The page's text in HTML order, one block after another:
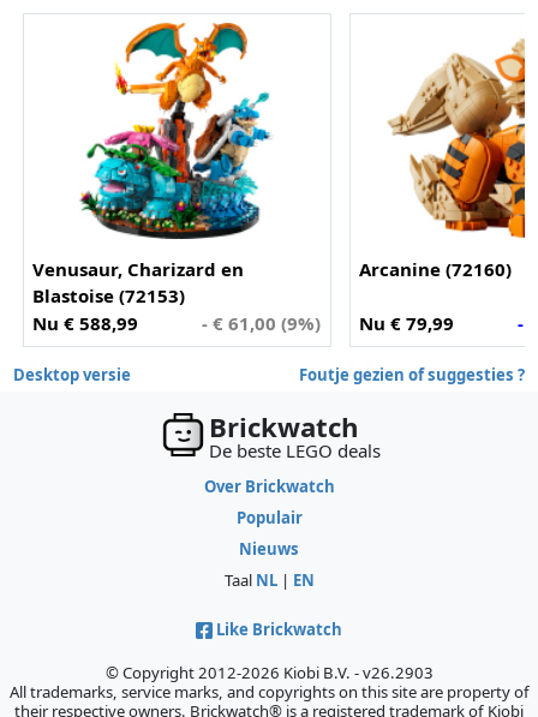
Venusaur, Charizard en
Blastoise (72153)
Nu € 588,99
- € 61,00 (9%)
Arcanine (72160)
Nu € 79,99 -
Desktop versie Foutje gezien of suggesties ?
Brickwatch
De beste LEGO deals
Over Brickwatch
Populair
Nieuws
Taal NL| EN
Like Brickwatch
© Copyright 2012-2026 Kiobi B.V. - v26.2903
All trademarks, service marks, and copyrights on this site are property of
their respective owners. Brickwatch® is a registered trademark of Kiobi